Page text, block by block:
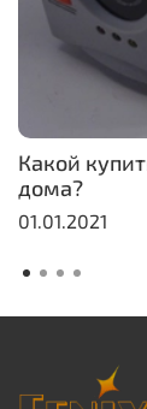
Какой
дома?
01.01.2021